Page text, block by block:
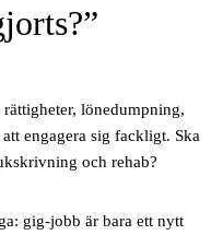
lönedumpning,
engagera sig fackligt. Ska
och rehab?
gig-jobb är bara ett nytt